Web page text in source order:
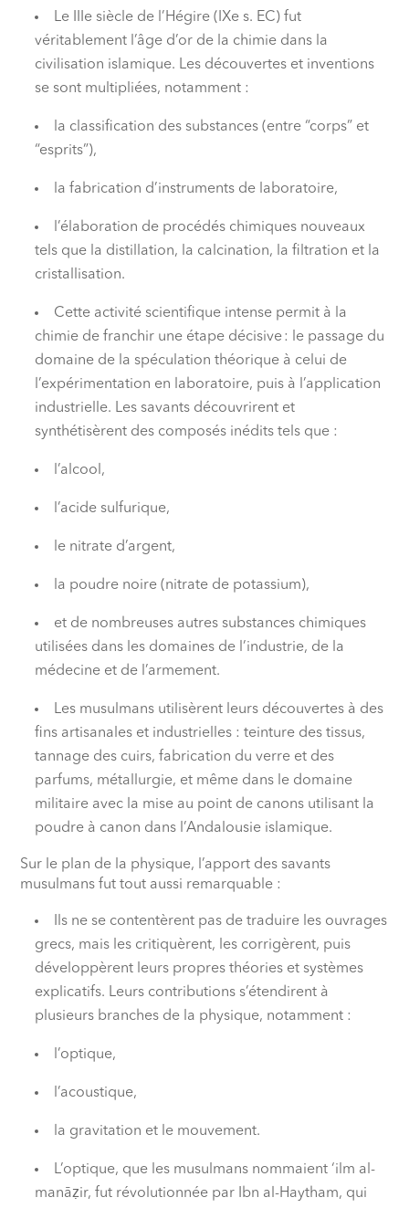
Le IIIe siècle de l’Hégire (IXe s. EC) fut
véritablement l’âge d’or de la chimie dans la
civilisation islamique. Les découvertes et inventions
se sont multipliées, notamment :
la classification des substances (entre “corps” et
“esprits”),
la fabrication d’instruments de laboratoire,
l’élaboration de procédés chimiques nouveaux
tels que la distillation, la calcination, la filtration et la
cristallisation.
Cette activité scientifique intense permit à la
chimie de franchir une étape décisive : le passage du
domaine de la spéculation théorique à celui de
l’expérimentation en laboratoire, puis à l’application
industrielle. Les savants découvrirent et
synthétisèrent des composés inédits tels que :
l’alcool,
l’acide sulfurique,
le nitrate d’argent,
la poudre noire (nitrate de potassium),
et de nombreuses autres substances chimiques
utilisées dans les domaines de l’industrie, de la
médecine et de l’armement.
Les musulmans utilisèrent leurs découvertes à des
fins artisanales et industrielles : teinture des tissus,
tannage des cuirs, fabrication du verre et des
parfums, métallurgie, et même dans le domaine
militaire avec la mise au point de canons utilisant la
poudre à canon dans l’Andalousie islamique.
Sur le plan de la physique, l’apport des savants
musulmans fut tout aussi remarquable :
Ils ne se contentèrent pas de traduire les ouvrages
grecs, mais les critiquèrent, les corrigèrent, puis
développèrent leurs propres théories et systèmes
explicatifs. Leurs contributions s’étendirent à
plusieurs branches de la physique, notamment :
l’optique,
l’acoustique,
la gravitation et le mouvement.
L’optique, que les musulmans nommaient ‘ilm al-
manāẓir, fut révolutionnée par Ibn al-Haytham, qui